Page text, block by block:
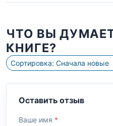
ЧТО ВЫ
КНИГЕ?
Сортировка: Сначала новые
Оставить отзыв
Ваше имя *